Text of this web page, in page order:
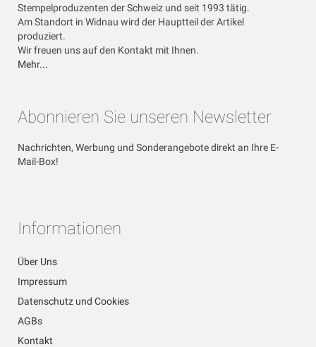
Stempelproduzenten der Schweiz und seit 1993 tätig.
Am Standort in Widnau wird der Hauptteil der Artikel
produziert.
Wir freuen uns auf den Kontakt mit Ihnen.
Mehr...
Abonnieren Sie unseren Newsletter
Nachrichten, Werbung und Sonderangebote direkt an Ihre E-
Mail-Box!
Informationen
Über Uns
Impressum
Datenschutz und Cookies
AGBs
Kontakt